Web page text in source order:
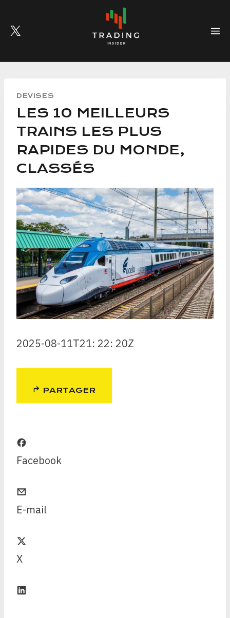
content
DEVISES
LES 10 MEILLEURS
TRAINS LES PLUS
RAPIDES DU MONDE,
CLASSÉS
2025-08-11T21: 22: 20Z
PARTAGER
Facebook
E-mail
X